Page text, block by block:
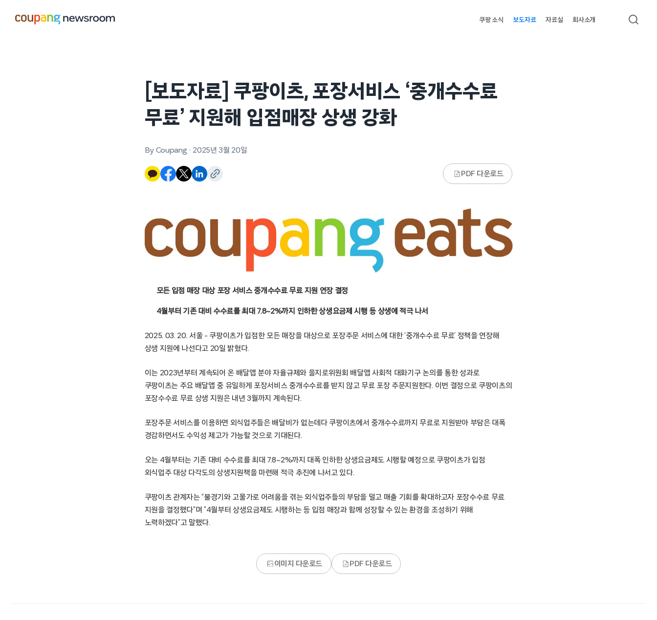
쿠팡 소식 보도자료 자료실 회사소개 검색
[보도자료] 쿠팡이츠, 포장서비스 ‘중개수수료
무료’ 지원해 입점매장 상생 강화
By Coupang · 2025년 3월 20일
PDF 다운로드
모든 입점 매장 대상 포장 서비스 중개수수료 무료 지원 연장 결정
4월부터 기존 대비 수수료를 최대 7.8~2%까지 인하한 상생요금제 시행 등 상생에 적극 나서
2025. 03. 20. 서울 – 쿠팡이츠가 입점한 모든 매장을 대상으로 포장주문 서비스에 대한 ‘중개수수료 무료’ 정책을 연장해
상생 지원에 나선다고 20일 밝혔다.
이는 2023년부터 계속되어 온 배달앱 분야 자율규제와 을지로위원회 배달앱 사회적 대화기구 논의를 통한 성과로
쿠팡이츠는 주요 배달앱 중 유일하게 포장서비스 중개수수료를 받지 않고 무료 포장 주문지원한다. 이번 결정으로 쿠팡이츠의
포장수수료 무료 상생 지원은 내년 3월까지 계속된다.
포장주문 서비스를 이용하면 외식업주들은 배달비가 없는데다 쿠팡이츠에서 중개수수료까지 무료로 지원받아 부담은 대폭
경감하면서도 수익성 제고가 가능할 것으로 기대된다.
오는 4월부터는 기존 대비 수수료를 최대 7.8~2%까지 대폭 인하한 상생요금제도 시행할 예정으로 쿠팡이츠가 입점
외식업주 대상 다각도의 상생지원책을 마련해 적극 추진에 나서고 있다.
쿠팡이츠 관계자는 “불경기와 고물가로 어려움을 겪는 외식업주들의 부담을 덜고 매출 기회를 확대하고자 포장수수료 무료
지원을 결정했다”며 ”4월부터 상생요금제도 시행하는 등 입점 매장과 함께 성장할 수 있는 환경을 조성하기 위해
노력하겠다”고 말했다.
이미지 다운로드 PDF 다운로드